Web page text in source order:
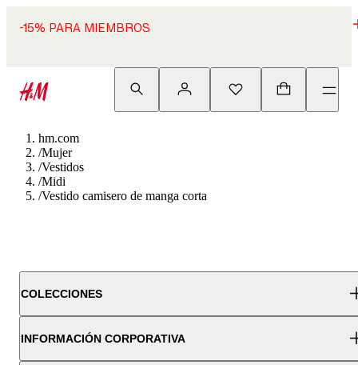
-15% PARA MIEMBROS
hm.com
/Mujer
/Vestidos
/Midi
/Vestido camisero de manga corta
COLECCIONES
INFORMACIÓN CORPORATIVA